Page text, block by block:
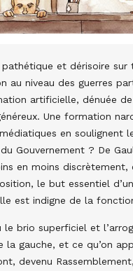
et dérisoire
niveau des guerres
artificielle, dénuée
Une formation
en soulignent
Gouvernement ? De
en moins discrètement,
le but essentiel
est indigne de la
brio superficiel et
gauche, et ce qu’on
devenu